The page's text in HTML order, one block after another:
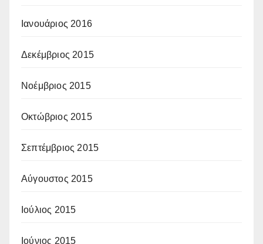
Ιανουάριος 2016
Δεκέμβριος 2015
Νοέμβριος 2015
Οκτώβριος 2015
Σεπτέμβριος 2015
Αύγουστος 2015
Ιούλιος 2015
Ιούνιος 2015